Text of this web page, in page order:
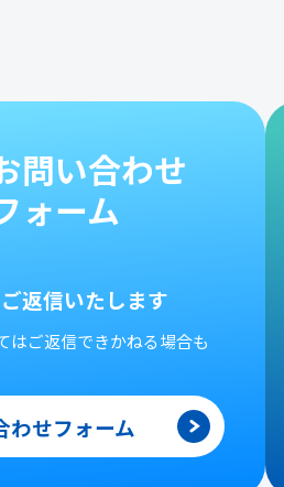
問い合わせ
ォーム
返信いたします
はご返信できかねる場合も
わせフォーム